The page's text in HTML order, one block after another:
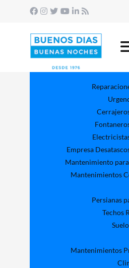
Empresa
Mantenimiento
Mantenimientos
Persianas
Techos
Mantenimientos